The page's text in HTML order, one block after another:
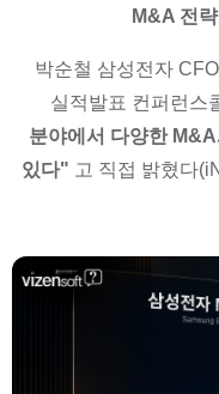
M&A 전
박순철 삼성전자
실적발표 컨퍼런스
분야에서 다양한
있다" 고 직접 밝혔다